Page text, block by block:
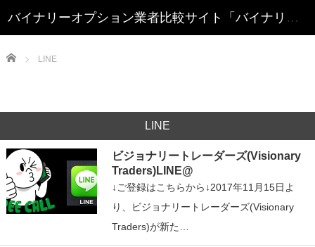
Home LINE
LINE
ビジョナリートレーダーズ(Visionary
Traders)LINE@
↓ご登録はこちらから↓2017年11月15日よ
り、ビジョナリートレーダーズ(Visionary
Traders)が新た…